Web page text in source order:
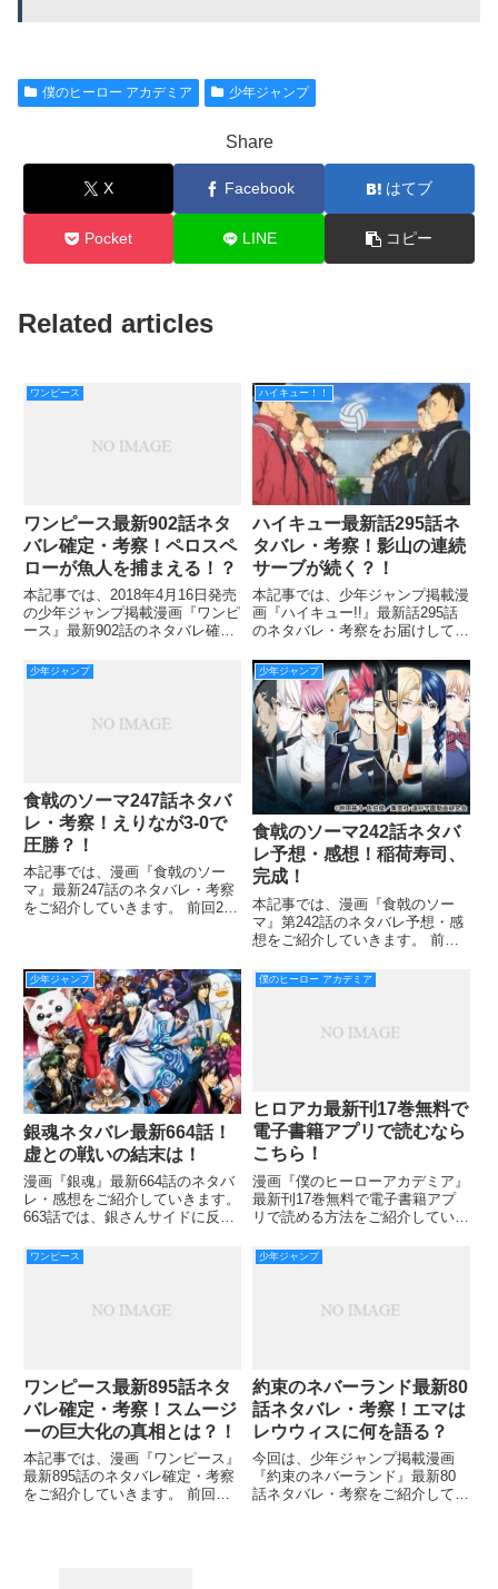
僕のヒーロー アカデミア 少年ジャンプ
Share
X Facebook はてブ
Pocket LINE コピー
Related articles
ワンピース
ワンピース最新902話ネタ
バレ確定・考察！ペロスペ
ローが魚人を捕まえる！？
本記事では、2018年4月16日発売
の少年ジャンプ掲載漫画『ワンピ
ース』最新902話のネタバレ確
クイーン・ママ・シャンテの砲撃
から間一髪助かったサニー号。
人たちとともに戦うこと
ハイキュー！！
ハイキュー最新話295話ネ
タバレ・考察！影山の連続
サーブが続く？！
本記事では、少年ジャンプ掲載漫
画『ハイキュー!!』最新話295話
のネタバレ・考察をお届けしてい
始まった『ゴミ捨て場の戦い』。
1話で1点だと、このペースでは
終わるのは来年か？って話です
が、過去の回想シーン、
少年ジャンプ
食戟のソーマ247話ネタバ
レ・考察！えりなが3-0で
圧勝？！
本記事では、漫画『食戟のソー
マ』最新247話のネタバレ・考察
をご紹介していきます。 前回246
ケーキを作り、『神域の黒糖こし
あん』で洋風に仕上げるか
少年ジャンプ
食戟のソーマ242話ネタバ
レ予想・感想！稲荷寿司、
完成！
本記事では、漫画『食戟のソー
マ』第242話のネタバレ予想・感
想をご紹介していきます。 前回
くちゃうまそうでしたね！ まさ
かオレンジやレモンを使って酢飯
第242話では、ついにゆきひら
少年ジャンプ
銀魂ネタバレ最新664話！
虚との戦いの結末は！
漫画『銀魂』最新664話のネタバ
レ・感想をご紹介していきます。
663話では、銀さんサイドに反撃
したが、このままでは終わらない
ラストでは、いかにも「反
僕のヒーロー アカデミア
ヒロアカ最新刊17巻無料で
電子書籍アプリで読むなら
こちら！
漫画『僕のヒーローアカデミア』
最新刊17巻無料で電子書籍アプ
リで読める方法をご紹介していき
ない切島と緑谷コンビも新鮮でし
たね。 また、切島のコンプレッ
いた事が初めて知りました。 何
ワンピース
ワンピース最新895話ネタ
バレ確定・考察！スムージ
ーの巨大化の真相とは？！
本記事では、漫画『ワンピース』
最新895話のネタバレ確定・考察
をご紹介していきます。 前回
少年ジャンプ
約束のネバーランド最新80
話ネタバレ・考察！エマは
レウウィスに何を語る？
今回は、少年ジャンプ掲載漫画
『約束のネバーランド』最新80
話ネタバレ・考察をご紹介してい